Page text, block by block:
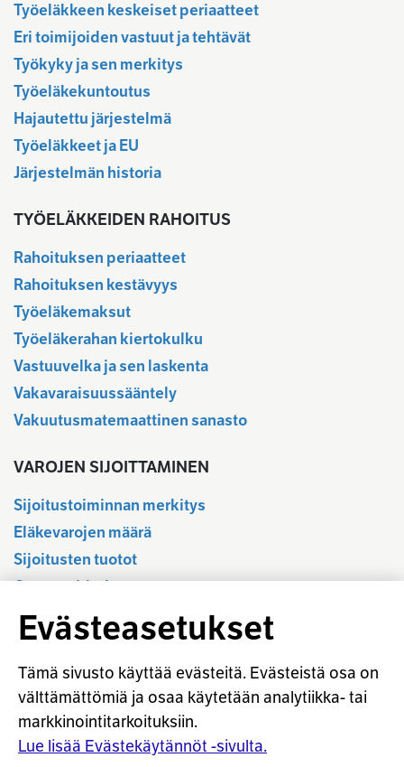
Työeläkkeen keskeiset periaatteet
Eri toimijoiden vastuut ja tehtävät
Työkyky ja sen merkitys
Työeläkekuntoutus
Hajautettu järjestelmä
Työeläkkeet ja EU
Järjestelmän historia
TYÖELÄKKEIDEN RAHOITUS
Rahoituksen periaatteet
Rahoituksen kestävyys
Työeläkemaksut
Työeläkerahan kiertokulku
Vastuuvelka ja sen laskenta
Vakavaraisuussääntely
Vakuutusmatemaattinen sanasto
VAROJEN SIJOITTAMINEN
Sijoitustoiminnan merkitys
Eläkevarojen määrä
Sijoitusten tuotot
Osavuositiedot
Tilastotietokanta
Sijoitustoiminnan sääntely
Vastuullinen sijoittaminen
Sijoitussanasto
Osaketuoton ennakointi
Evästeasetukset
Tämä sivusto käyttää evästeitä. Evästeistä osa on
välttämättömiä ja osaa käytetään analytiikka- tai
markkinointitarkoituksiin.
Lue lisää Evästekäytännöt -sivulta.